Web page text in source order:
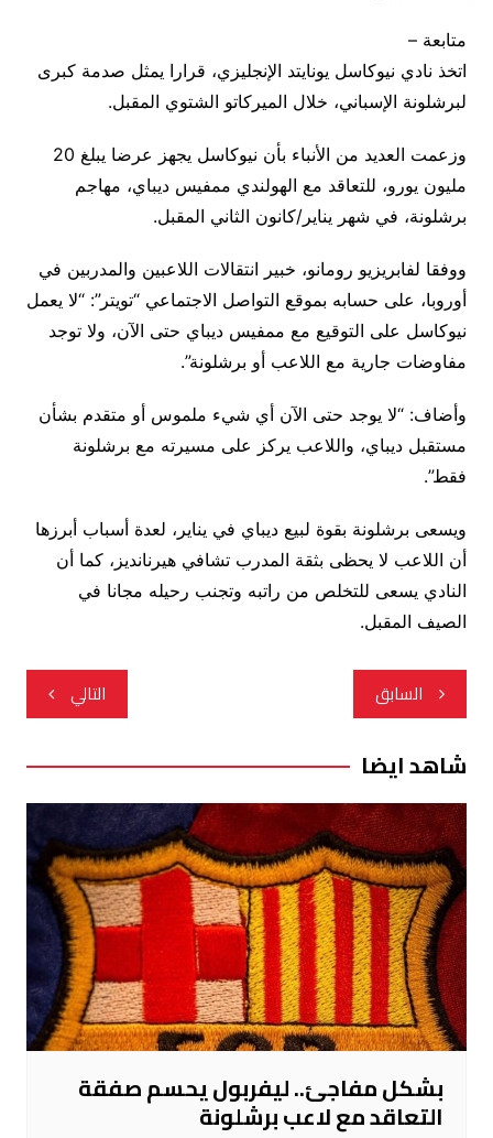
متابعة –
اتخذ نادي نيوكاسل يونايتد الإنجليزي، قرارا يمثل صدمة كبرى
لبرشلونة الإسباني، خلال الميركاتو الشتوي المقبل.
وزعمت العديد من الأنباء بأن نيوكاسل يجهز عرضا يبلغ 20
مليون يورو، للتعاقد مع الهولندي ممفيس ديباي، مهاجم
برشلونة، في شهر يناير/كانون الثاني المقبل.
ووفقا لفابريزيو رومانو، خبير انتقالات اللاعبين والمدربين في
أوروبا، على حسابه بموقع التواصل الاجتماعي “تويتر”: “لا يعمل
نيوكاسل على التوقيع مع ممفيس ديباي حتى الآن، ولا توجد
مفاوضات جارية مع اللاعب أو برشلونة”.
وأضاف: “لا يوجد حتى الآن أي شيء ملموس أو متقدم بشأن
مستقبل ديباي، واللاعب يركز على مسيرته مع برشلونة
فقط”.
ويسعى برشلونة بقوة لبيع ديباي في يناير، لعدة أسباب أبرزها
أن اللاعب لا يحظى بثقة المدرب تشافي هيرنانديز، كما أن
النادي يسعى للتخلص من راتبه وتجنب رحيله مجانا في
الصيف المقبل.
تصفّح
المقالات
السابق التالي
شاهد ايضا
بشكل مفاجئ.. ليفربول يحسم صفقة
التعاقد مع لاعب برشلونة